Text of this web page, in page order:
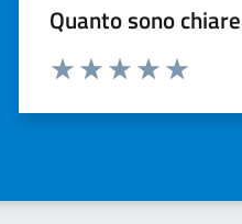
Quanto sono
Valuta da 1 a 5 stelle la pagina